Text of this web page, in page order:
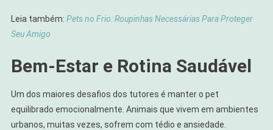
Leia também: Pets no Frio: Roupinhas Necessárias Para Proteger
Seu Amigo
Bem-Estar e Rotina Saudável
Um dos maiores desafios dos tutores é manter o pet
equilibrado emocionalmente. Animais que vivem em ambientes
urbanos, muitas vezes, sofrem com tédio e ansiedade.